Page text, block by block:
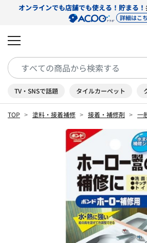
オンラインでも店舗でも使える！貯まる！
詳細はこ
TV・SNSで話題 タイルカーペット
TOP 塗料・接着補修 接着・補修剤 一